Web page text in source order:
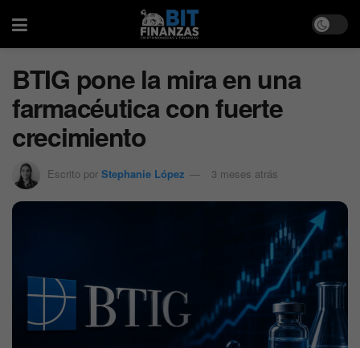
BTIG pone la mira en una
farmacéutica con fuerte
crecimiento
Escrito por Stephanie López 3 meses atrás